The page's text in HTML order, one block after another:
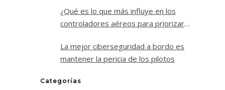
¿Qué es lo que más influye en los
controladores aéreos para priorizar
La mejor ciberseguridad a bordo es
mantener la pericia de los pilotos
Categorías